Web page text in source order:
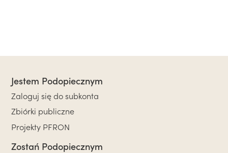
Jestem Podopiecznym
Zaloguj się do subkonta
Zbiórki publiczne
Projekty PFRON
Zostań Podopiecznym